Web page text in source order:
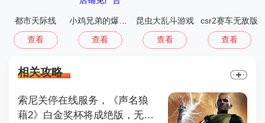
都市天际线
查看 查看
昆虫大乱斗游戏
查看
csr2赛车无敌版
查看
相关攻略
索尼关停在线服务，《声名狼
藉2》白金奖杯将成绝版，无法